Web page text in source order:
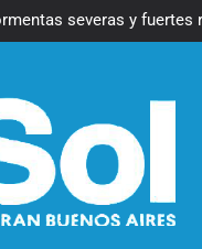
severas y fuertes
Senado debate el
severas y fuertes
Senado debate el
Día del Cirujano